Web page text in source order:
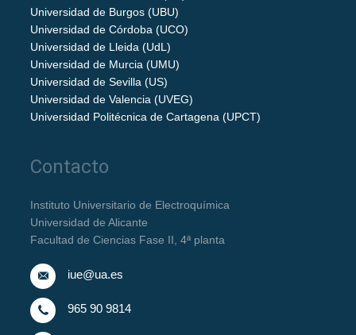
Universidad de Burgos (UBU)
Universidad de Córdoba (UCO)
Universidad de Lleida (UdL)
Universidad de Murcia (UMU)
Universidad de Sevilla (US)
Universidad de Valencia (UVEG)
Universidad Politécnica de Cartagena (UPCT)
Contacto
Instituto Universitario de Electroquímica
Universidad de Alicante
Facultad de Ciencias Fase II, 4ª planta
iue@ua.es
965 90 9814